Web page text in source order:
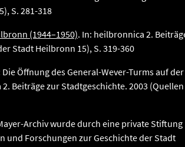
S. 281-318
(1944–1950). In: heilbronnica 2.
Stadt Heilbronn 15), S. 319-360
Die Öffnung des General-Wever-Turms auf der
Beiträge zur Stadtgeschichte. 2003 (Quellen
Archiv wurde durch eine private Stiftung
und Forschungen zur Geschichte der Stadt